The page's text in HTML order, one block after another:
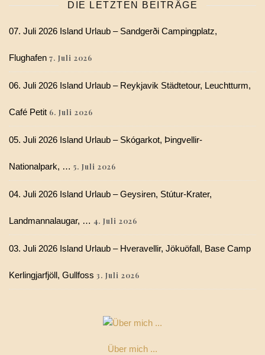
DIE LETZTEN BEITRÄGE
07. Juli 2026 Island Urlaub – Sandgerði Campingplatz,
Flughafen 7. Juli 2026
06. Juli 2026 Island Urlaub – Reykjavik Städtetour, Leuchtturm,
Café Petit 6. Juli 2026
05. Juli 2026 Island Urlaub – Skógarkot, Þingvellir-
Nationalpark, … 5. Juli 2026
04. Juli 2026 Island Urlaub – Geysiren, Stútur-Krater,
Landmannalaugar, … 4. Juli 2026
03. Juli 2026 Island Urlaub – Hveravellir, Jökuöfall, Base Camp
Kerlingjarfjöll, Gullfoss 3. Juli 2026
Über mich ...